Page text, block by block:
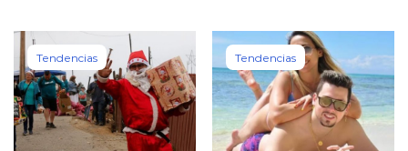
Tendencias Tendencias